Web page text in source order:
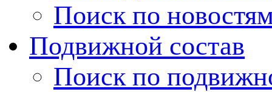
Поиск по
Подвижной состав
Поиск по